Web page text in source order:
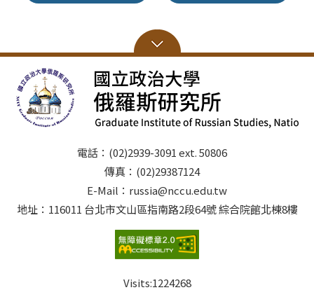
電話：(02)2939-3091 ext. 50806
傳真：(02)29387124
E-Mail：russia@nccu.edu.tw
地址：116011 台北市文山區指南路2段64號 綜合院館北棟8樓
Visits:1224268